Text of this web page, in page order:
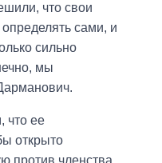
что свои
сами, и
сильно
мы
что ее
открыто